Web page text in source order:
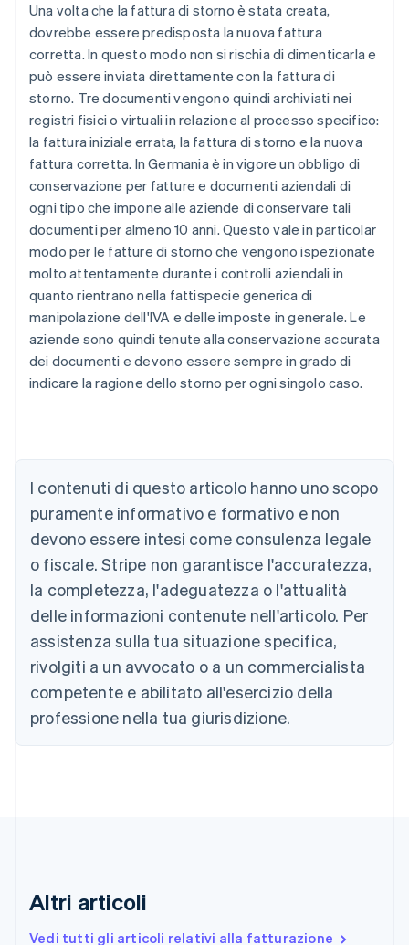
Una volta che la fattura di storno è stata creata,
dovrebbe essere predisposta la nuova fattura
corretta. In questo modo non si rischia di dimenticarla e
può essere inviata direttamente con la fattura di
storno. Tre documenti vengono quindi archiviati nei
registri fisici o virtuali in relazione al processo specifico:
la fattura iniziale errata, la fattura di storno e la nuova
fattura corretta. In Germania è in vigore un obbligo di
conservazione per fatture e documenti aziendali di
ogni tipo che impone alle aziende di conservare tali
documenti per almeno 10 anni. Questo vale in particolar
modo per le fatture di storno che vengono ispezionate
molto attentamente durante i controlli aziendali in
quanto rientrano nella fattispecie generica di
manipolazione dell'IVA e delle imposte in generale. Le
aziende sono quindi tenute alla conservazione accurata
dei documenti e devono essere sempre in grado di
indicare la ragione dello storno per ogni singolo caso.
I contenuti di questo articolo hanno uno scopo
puramente informativo e formativo e non
devono essere intesi come consulenza legale
o fiscale. Stripe non garantisce l'accuratezza,
la completezza, l'adeguatezza o l'attualità
delle informazioni contenute nell'articolo. Per
assistenza sulla tua situazione specifica,
rivolgiti a un avvocato o a un commercialista
competente e abilitato all'esercizio della
professione nella tua giurisdizione.
Altri articoli
Vedi tutti gli articoli relativi alla fatturazione
Australia
English
Brasile
Bulgaria
English
Canada
English Français
Cina continentale
简体中文English
English
Croazia
English Italiano
Danimarca
English
Germania
Deutsch English
Giappone